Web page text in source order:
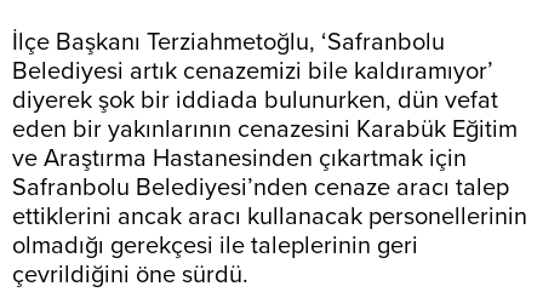
İlçe Başkanı Terziahmetoğlu, ‘Safranbolu
Belediyesi artık cenazemizi bile kaldıramıyor’
diyerek şok bir iddiada bulunurken, dün vefat
eden bir yakınlarının cenazesini Karabük Eğitim
ve Araştırma Hastanesinden çıkartmak için
Safranbolu Belediyesi’nden cenaze aracı talep
ettiklerini ancak aracı kullanacak personellerinin
olmadığı gerekçesi ile taleplerinin geri
çevrildiğini öne sürdü.